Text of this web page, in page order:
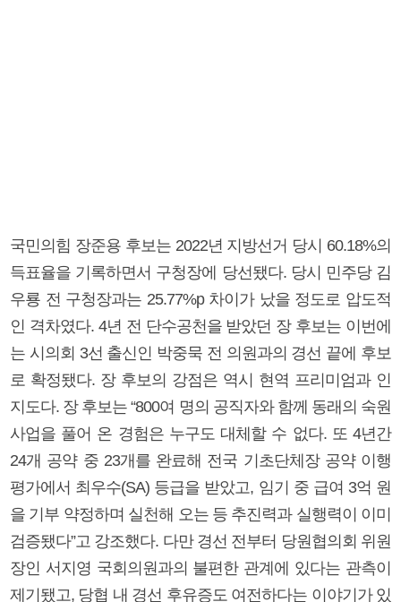
국민의힘 장준용 후보는 2022년 지방선거 당시 60.18%의
득표율을 기록하면서 구청장에 당선됐다. 당시 민주당 김
우룡 전 구청장과는 25.77%p 차이가 났을 정도로 압도적
인 격차였다. 4년 전 단수공천을 받았던 장 후보는 이번에
는 시의회 3선 출신인 박중묵 전 의원과의 경선 끝에 후보
로 확정됐다. 장 후보의 강점은 역시 현역 프리미엄과 인
지도다. 장 후보는 “800여 명의 공직자와 함께 동래의 숙원
사업을 풀어 온 경험은 누구도 대체할 수 없다. 또 4년간
24개 공약 중 23개를 완료해 전국 기초단체장 공약 이행
평가에서 최우수(SA) 등급을 받았고, 임기 중 급여 3억 원
을 기부 약정하며 실천해 오는 등 추진력과 실행력이 이미
검증됐다”고 강조했다. 다만 경선 전부터 당원협의회 위원
장인 서지영 국회의원과의 불편한 관계에 있다는 관측이
제기됐고, 당협 내 경선 후유증도 여전하다는 이야기가 있